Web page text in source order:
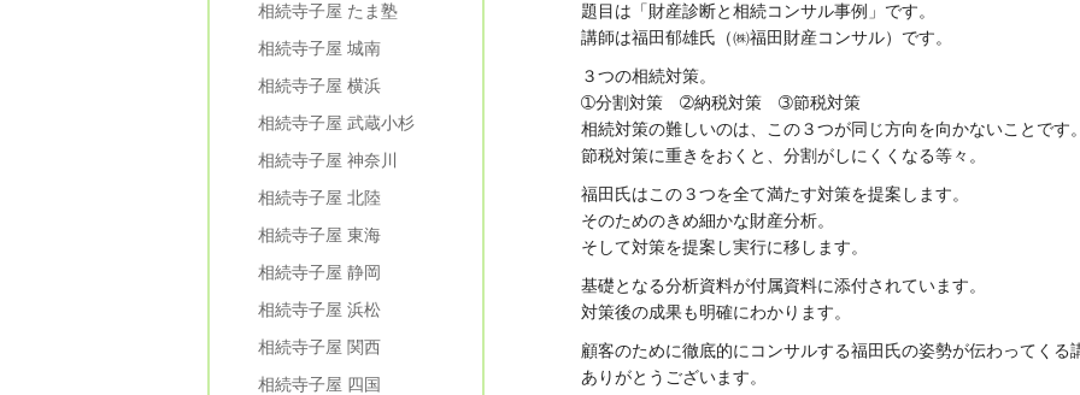
題目は「財産診断と相続コンサル事例」です。
講師は福田郁雄氏（㈱福田財産コンサル）です。
３つの相続対策。
➀分割対策 ➁納税対策 ➂節税対策
相続対策の難しいのは、この３つが同じ方向を向かないことです。
節税対策に重きをおくと、分割がしにくくなる等々。
福田氏はこの３つを全て満たす対策を提案します。
そのためのきめ細かな財産分析。
そして対策を提案し実行に移します。
基礎となる分析資料が付属資料に添付されています。
対策後の成果も明確にわかります。
顧客のために徹底的にコンサルする福田氏の姿勢が伝わってくる
ありがとうございます。
相続寺子屋 たま塾
相続寺子屋 城南
相続寺子屋 横浜
相続寺子屋 武蔵小杉
相続寺子屋 神奈川
相続寺子屋 北陸
相続寺子屋 東海
相続寺子屋 静岡
相続寺子屋 浜松
相続寺子屋 関西
相続寺子屋 四国